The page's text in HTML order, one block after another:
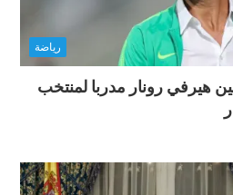
رياضة
هيرفي رونار مدربا لمنتخب